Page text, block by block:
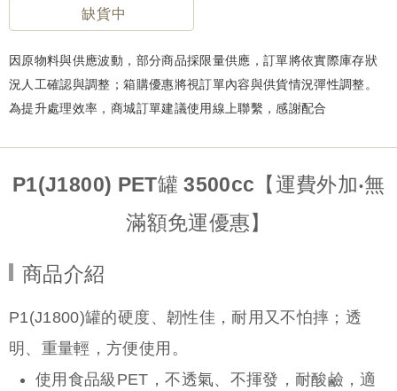
缺貨中
因原物料與供應波動，部分商品採限量供應，訂單將依實際庫存狀
況人工確認與調整；箱購優惠將視訂單內容與供貨情況彈性調整。
為提升處理效率，商城訂單建議使用線上聯繫，感謝配合
P1(J1800) PET罐 3500cc【運費外加‧無
滿額免運優惠】
商品介紹
P1(J1800)罐的硬度、韌性佳，耐用又不怕摔；透
明、重量輕，方便使用。
使用食品級PET，不透氣、不揮發，耐酸鹼，適